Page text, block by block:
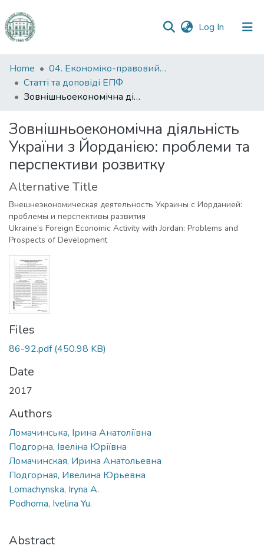
Log In (current)
Communities
&
Collections
Statistics
Home
04. Економіко-правовий факультет
Статті та доповіді ЕПФ
Зовнішньоекономічна діяльність України з Йорданією: проблеми та перспективи розвитку
Зовнішньоекономічна діяльність
України з Йорданією: проблеми та
перспективи розвитку
Alternative Title
Внешнеэкономическая деятельность Украины с Иорданией:
проблемы и перспективы развития
Ukraine’s Foreign Economic Activity with Jordan: Problems and
Prospects of Development
Files
86-92.pdf(450.98 KB)
Date
2017
Authors
Ломачинська, Ірина Анатоліївна
Подгорна, Івеліна Юріївна
Ломачинская, Ирина Анатольевна
Подгорная, Ивелина Юрьевна
Lomachynska, Iryna A.
Podhorna, Ivelina Yu.
Abstract